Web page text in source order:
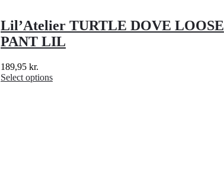
Lil’Atelier TURTLE DOVE LOOSE
PANT LIL
189,95 kr.
Select options